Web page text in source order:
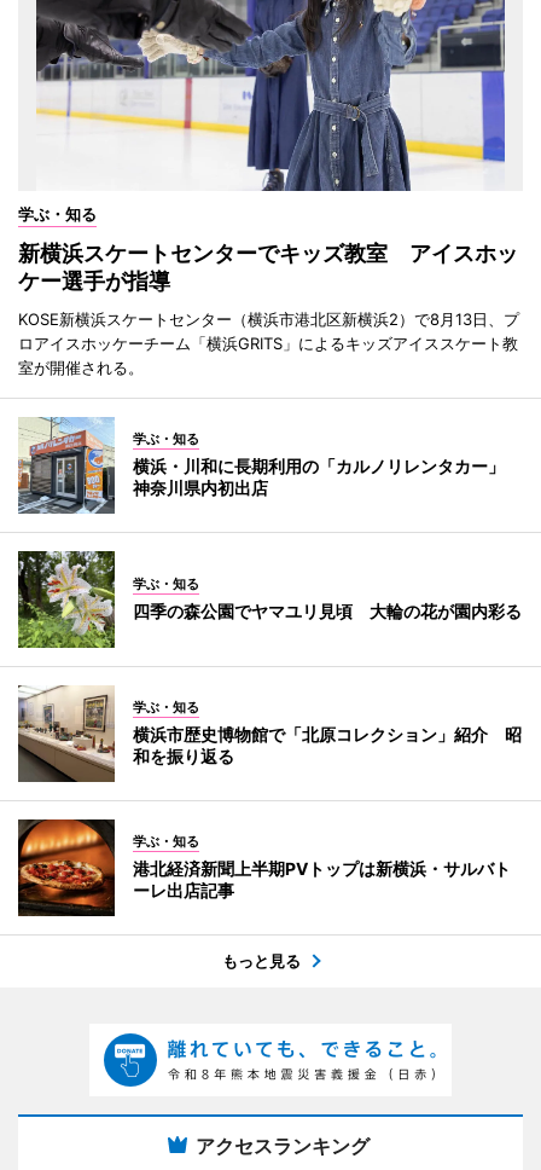
学ぶ・知る
新横浜スケートセンターでキッズ教室 アイスホッ
ケー選手が指導
KOSE新横浜スケートセンター（横浜市港北区新横浜2）で8月13日、プ
ロアイスホッケーチーム「横浜GRITS」によるキッズアイススケート教
室が開催される。
学ぶ・知る
横浜・川和に長期利用の「カルノリレンタカー」
神奈川県内初出店
学ぶ・知る
四季の森公園でヤマユリ見頃 大輪の花が園内彩る
学ぶ・知る
横浜市歴史博物館で「北原コレクション」紹介 昭
和を振り返る
学ぶ・知る
港北経済新聞上半期PVトップは新横浜・サルバト
ーレ出店記事
もっと見る
アクセスランキング